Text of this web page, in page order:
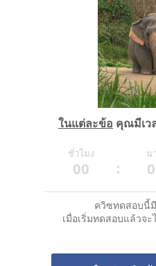
ในแต่ละข้อ คุณมีเว
ชั่วโมง น
00
ควิซทดสอบนี้มี
เมื่อเริ่มทดสอบแล้วจ